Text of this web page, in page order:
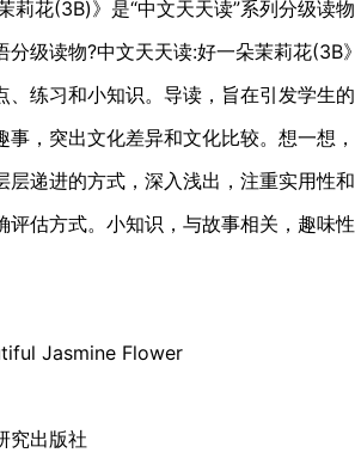
莉花(3B)》是“中文天天读”系列分级读
分级读物?中文天天读:好一朵茉莉花(3B
、练习和小知识。导读，旨在引发学生
事，突出文化差异和文化比较。想一想
层递进的方式，深入浅出，注重实用性
评估方式。小知识，与故事相关，趣味
Jasmine Flower
究出版社